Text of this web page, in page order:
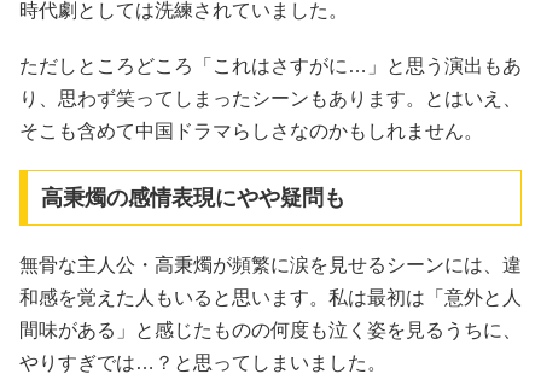
時代劇としては洗練されていました。
ただしところどころ「これはさすがに…」と思う演出もあ
り、思わず笑ってしまったシーンもあります。とはいえ、
そこも含めて中国ドラマらしさなのかもしれません。
高秉燭の感情表現にやや疑問も
無骨な主人公・高秉燭が頻繁に涙を見せるシーンには、違
和感を覚えた人もいると思います。私は最初は「意外と人
間味がある」と感じたものの何度も泣く姿を見るうちに、
やりすぎでは…？と思ってしまいました。